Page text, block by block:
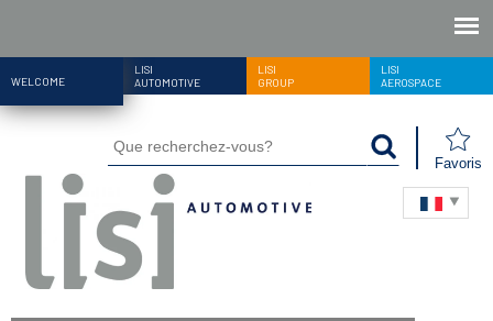
WELCOME
LISI
AUTOMOTIVE
LISI
GROUP
LISI
AEROSPACE
Favoris